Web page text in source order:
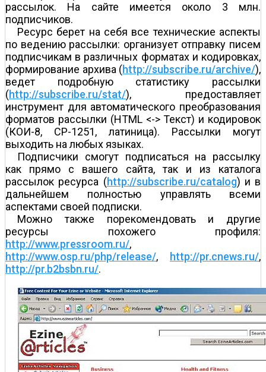
рассылок. На сайте имеется около 3 млн.
подписчиков.
Ресурс берет на себя все технические аспекты
по ведению рассылки: организует отправку писем
подписчикам в различных форматах и кодировках,
формирование архива (http://subscribe.ru/archive/),
ведет подробную статистику рассылки
(http://subscribe.ru/stat/), предоставляет
инструмент для автоматического преобразования
форматов рассылки (HTML <-> Текст) и кодировок
(КОИ-8, CP-1251, латиница). Рассылки могут
выходить на любых языках.
Подписчики смогут подписаться на рассылку
как прямо с вашего сайта, так и из каталога
рассылок ресурса (http://subscribe.ru/catalog) и в
дальнейшем полностью управлять всеми
аспектами своей подписки.
Можно также порекомендовать и другие
ресурсы похожего профиля:
http://www.pressroom.ru/,
http://www.osp.ru/php/release/, http://pr.cnews.ru/,
http://pr.b2bsbn.ru/.